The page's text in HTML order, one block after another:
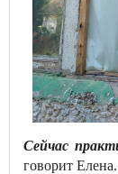
Сейчас
говорит Елена.